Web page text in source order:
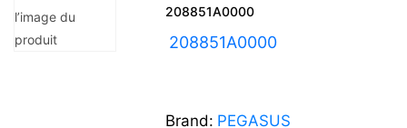
208851A0000
208851A0000
Brand: PEGASUS